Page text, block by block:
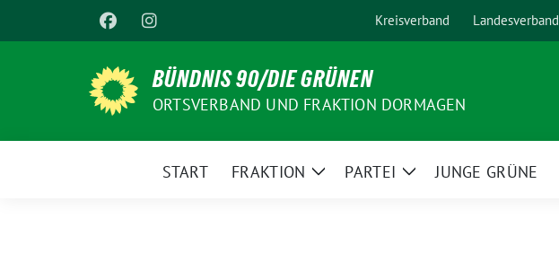
zum
Kreisverband Landesverband
BÜNDNIS 90/DIE GRÜNEN
ORTSVERBAND UND FRAKTION DORMAGEN
START FRAKTION
ZeigePARTEI
ZeigeJUNGE GRÜNE